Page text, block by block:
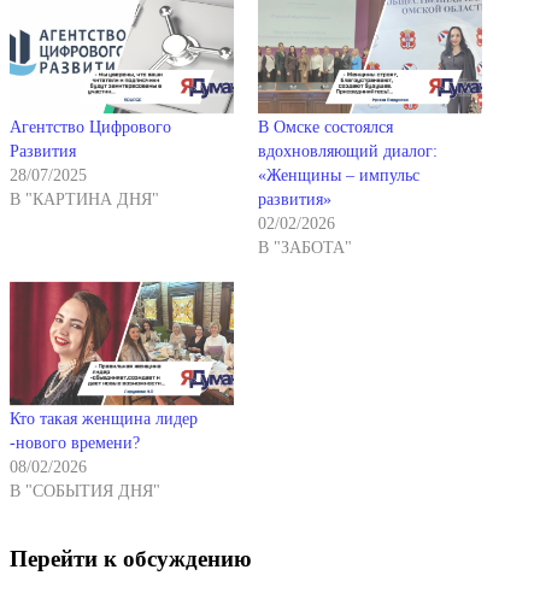
Агентство Цифрового
Развития
28/07/2025
В "КАРТИНА ДНЯ"
В Омске состоялся
вдохновляющий диалог:
«Женщины – импульс
развития»
02/02/2026
В "ЗАБОТА"
Кто такая женщина лидер
-нового времени?
08/02/2026
В "СОБЫТИЯ ДНЯ"
Перейти к обсуждению